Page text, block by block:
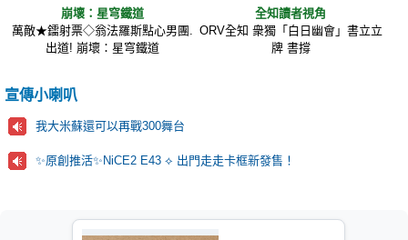
崩壞：星穹鐵道
萬敵★鐳射票◇翁法羅斯點心男團.
出道! 崩壞：星穹鐵道
全知讀者視角
ORV全知 衆獨「白日幽會」書立立
牌 書撐
宣傳小喇叭
我大米蘇還可以再戰300舞台
✨原創推活✨NiCE2 E43 ⟡ 出門走走卡框新發售！